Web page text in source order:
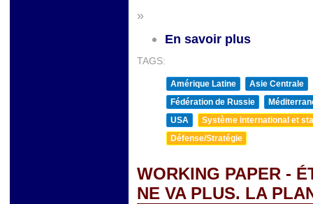
»
En savoir plus
TAGS:
Amérique Latine
Asie Centrale
Fédération de Russie
USA
Système international et
Défense/Stratégie
WORKING PAPER -
NE VA PLUS. LA